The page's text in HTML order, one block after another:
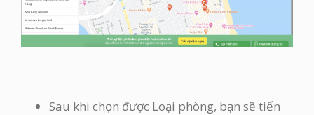
Sau khi chọn được Loại phòng, bạn sẽ tiến